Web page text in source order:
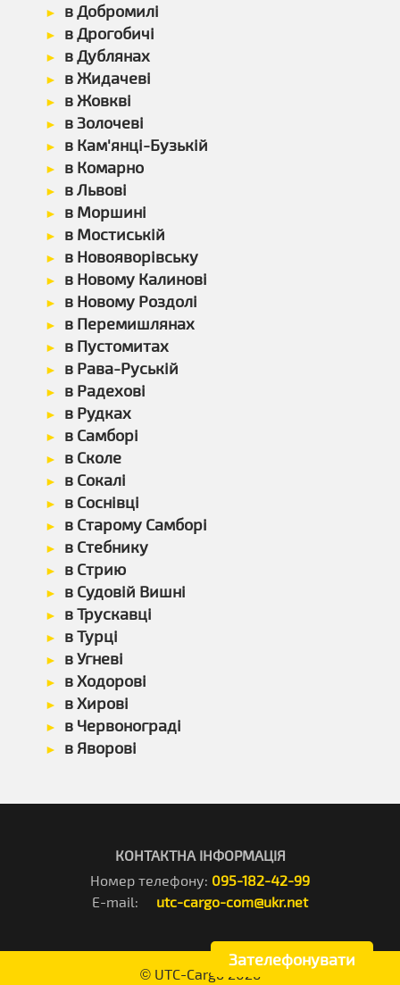
в Добромилі
в Дрогобичі
в Дублянах
в Жидачеві
в Жовкві
в Золочеві
в Кам'янці-Бузькій
в Комарно
в Львові
в Моршині
в Мостиській
в Новояворівську
в Новому Калинові
в Новому Роздолі
в Перемишлянах
в Пустомитах
в Рава-Руській
в Радехові
в Рудках
в Самборі
в Сколе
в Сокалі
в Соснівці
в Старому Самборі
в Стебнику
в Стрию
в Судовій Вишні
в Трускавці
в Турці
в Угневі
в Ходорові
в Хирові
в Червонограді
в Яворові
КОНТАКТНА ІНФОРМАЦІЯ
Номер телефону: 095-182-42-99
E-mail: utc-cargo-com@ukr.net
© UTC-Cargo 2026
Зателефонувати